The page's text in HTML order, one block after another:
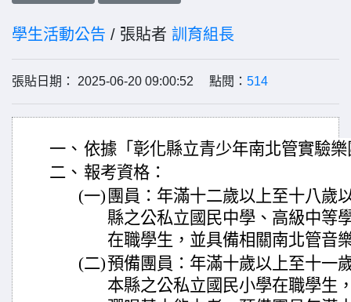
學生活動公告 / 張貼者 訓育組長
張貼日期： 2025-06-20 09:00:52 點閱： 514
一、 依據「彰化縣立青少年南北管實驗
二、 報考資格：
(一) 團員：年滿十二歲以上至十八歲
縣之公私立國民中學、高級中等
在職學生，並具備相關南北管音
(二)預備團員：年滿十歲以上至十一
本縣之公私立國民小學在職學生